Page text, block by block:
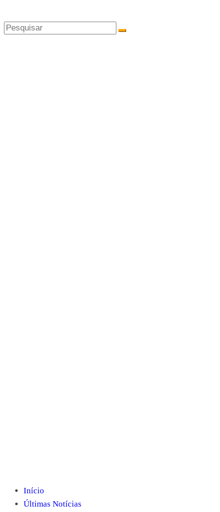
Início
Últimas Notícias